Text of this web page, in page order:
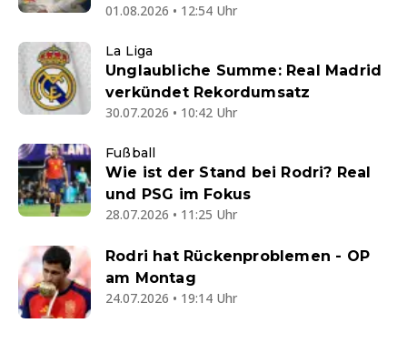
01.08.2026 • 12:54 Uhr
La Liga
Unglaubliche Summe: Real Madrid
verkündet Rekordumsatz
30.07.2026 • 10:42 Uhr
Fußball
Wie ist der Stand bei Rodri? Real
und PSG im Fokus
28.07.2026 • 11:25 Uhr
Rodri hat Rückenproblemen - OP
am Montag
24.07.2026 • 19:14 Uhr